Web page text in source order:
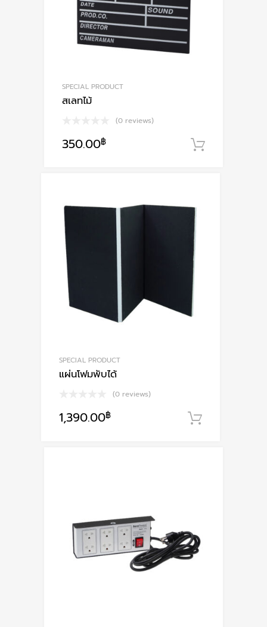
SPECIAL PRODUCT
สเลทไม้
(0 reviews)
350.00฿
SPECIAL PRODUCT
แผ่นโฟมพับได้
(0 reviews)
1,390.00฿